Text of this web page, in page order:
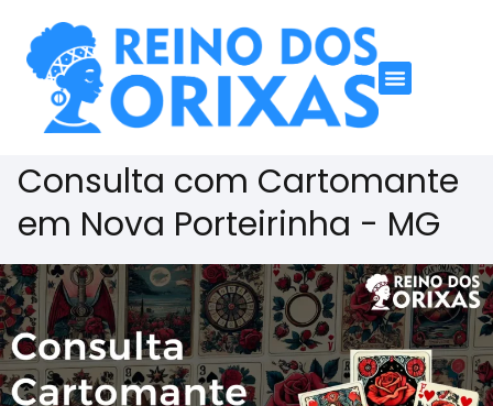
Consulta com Cartomante
em Nova Porteirinha - MG